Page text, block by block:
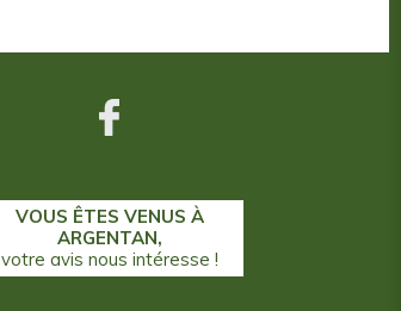
VOUS ÊTES VENUS À
ARGENTAN,
votre avis nous intéresse !